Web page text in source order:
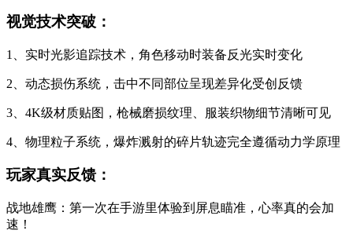
视觉技术突破：
1、实时光影追踪技术，角色移动时装备反光实时变化
2、动态损伤系统，击中不同部位呈现差异化受创反馈
3、4K级材质贴图，枪械磨损纹理、服装织物细节清晰可见
4、物理粒子系统，爆炸溅射的碎片轨迹完全遵循动力学原理
玩家真实反馈：
战地雄鹰：第一次在手游里体验到屏息瞄准，心率真的会加
速！